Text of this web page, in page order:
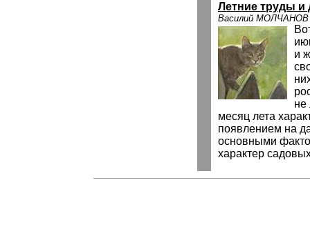
Летние труды и
Василий МОЛЧАНОВ
и
месяц лета
появлением на
основными
характер